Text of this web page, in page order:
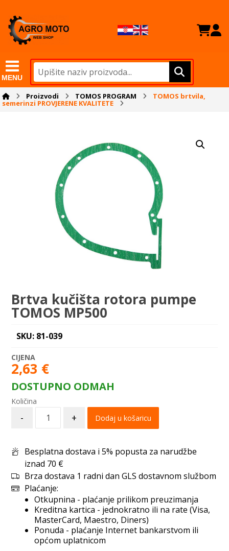
MENU
Proizvodi TOMOS PROGRAM TOMOS brtvila,
semerinzi PROVJERENE KVALITETE
Brtva kučišta rotora pumpe
TOMOS MP500
SKU: 81-039
2,63 €
DOSTUPNO ODMAH
- + Dodaj u košaricu
Besplatna dostava i 5% popusta za narudžbe
iznad 70 €
Brza dostava 1 radni dan GLS dostavnom službom
Plaćanje:
Otkupnina - plaćanje prilikom preuzimanja
Kreditna kartica - jednokratno ili na rate (Visa,
MasterCard, Maestro, Diners)
Ponuda - plaćanje Internet bankarstvom ili
općom uplatnicom